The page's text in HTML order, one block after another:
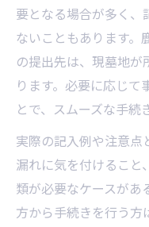
要となる場合が多く
ないこともあります。
の提出先は、現墓地
ります。必要に応じて
とで、スムーズな手続
実際の記入例や注意
漏れに気を付けること
類が必要なケースがあ
方から手続きを行う